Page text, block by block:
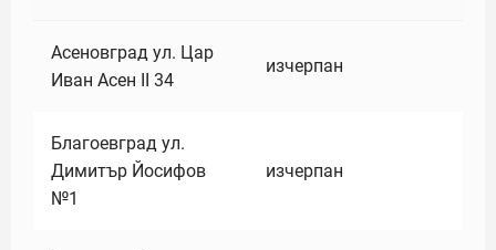
Асеновград ул. Цар
Иван Асен II 34
изчерпан
Благоевград ул.
Димитър Йосифов
№1
изчерпан